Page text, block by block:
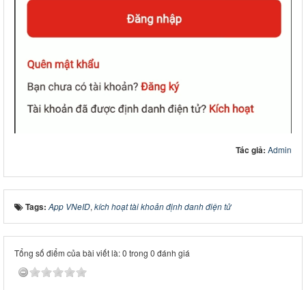
Tác giả: Admin
Tags:App VNeID, kích hoạt tài khoản định danh điện tử
Tổng số điểm của bài viết là: 0 trong 0 đánh giá